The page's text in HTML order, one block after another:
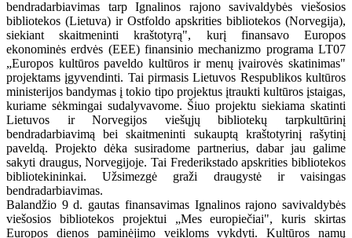
bendradarbiavimas tarp Ignalinos rajono savivaldybės viešosios
bibliotekos (Lietuva) ir Ostfoldo apskrities bibliotekos (Norvegija),
siekiant skaitmeninti kraštotyrą", kurį finansavo Europos
ekonominės erdvės (EEE) finansinio mechanizmo programa LT07
„Europos kultūros paveldo kultūros ir menų įvairovės skatinimas"
projektams įgyvendinti. Tai pirmasis Lietuvos Respublikos kultūros
ministerijos bandymas į tokio tipo projektus įtraukti kultūros įstaigas,
kuriame sėkmingai sudalyvavome. Šiuo projektu siekiama skatinti
Lietuvos ir Norvegijos viešųjų bibliotekų tarpkultūrinį
bendradarbiavimą bei skaitmeninti sukauptą kraštotyrinį rašytinį
paveldą. Projekto dėka susiradome partnerius, dabar jau galime
sakyti draugus, Norvegijoje. Tai Frederikstado apskrities bibliotekos
bibliotekininkai. Užsimezgė graži draugystė ir vaisingas
bendradarbiavimas.
Balandžio 9 d. gautas finansavimas Ignalinos rajono savivaldybės
viešosios bibliotekos projektui „Mes europiečiai", kuris skirtas
Europos dienos paminėjimo veikloms vykdyti. Kultūros namų